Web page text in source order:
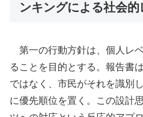
ンキングによる社会的
第一の行動方針は、個人レ
ることを目的とする。報告書
ではなく、市民がそれを識別
に優先順位を置く。この設計